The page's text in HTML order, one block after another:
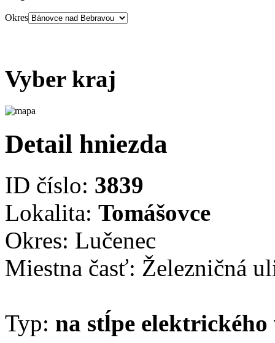
Okres
Vyber kraj
Detail hniezda
ID číslo: 3839
Lokalita: Tomášovce
Okres: Lučenec
Miestna časť: Železničná
Typ: na stĺpe elektrického